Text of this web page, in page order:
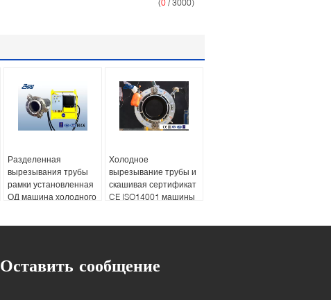
(0 / 3000)
Разделенная
вырезывания трубы
рамки установленная
ОД машина холодного
Холодное
вырезывание трубы и
скашивая сертификат
CE ISO14001 машины
Оставить сообщение